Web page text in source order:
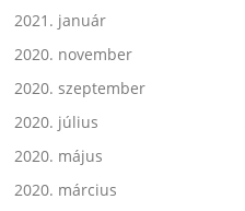
2021. január
2020. november
2020. szeptember
2020. július
2020. május
2020. március